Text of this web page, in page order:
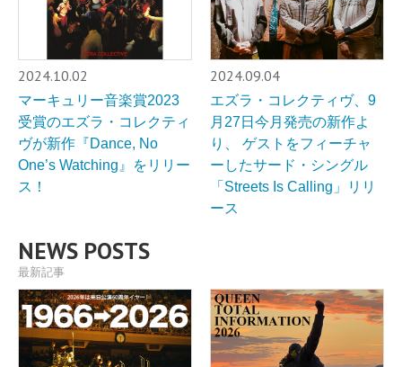
2024.10.02
マーキュリー音楽賞2023
受賞のエズラ・コレクティ
ヴが新作『Dance, No
One’s Watching』をリリー
ス！
2024.09.04
エズラ・コレクティヴ、9
月27日今月発売の新作よ
り、 ゲストをフィーチャ
ーしたサード・シングル
「Streets Is Calling」リリ
ース
NEWS POSTS
最新記事